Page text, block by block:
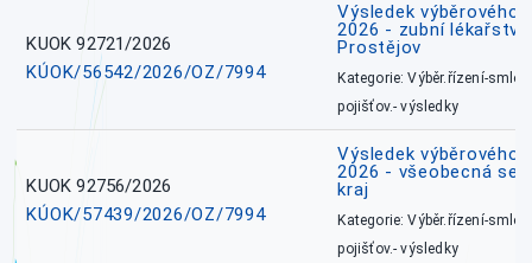
KUOK 92721/2026
KÚOK/56542/2026/OZ/7994
Výsledek výběrového
2026 - zubní
Prostějov
Kategorie: Výběr.řízení-
pojišťov.- výsledky
KUOK 92756/2026
KÚOK/57439/2026/OZ/7994
Výsledek výběrového
2026 - všeobecná
kraj
Kategorie: Výběr.řízení-
pojišťov.- výsledky